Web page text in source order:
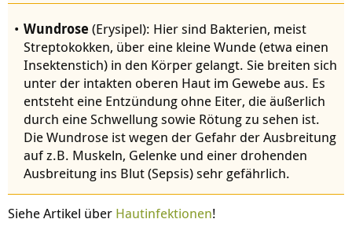
Wundrose (Erysipel): Hier sind Bakterien, meist
Streptokokken, über eine kleine Wunde (etwa einen
Insektenstich) in den Körper gelangt. Sie breiten sich
unter der intakten oberen Haut im Gewebe aus. Es
entsteht eine Entzündung ohne Eiter, die äußerlich
durch eine Schwellung sowie Rötung zu sehen ist.
Die Wundrose ist wegen der Gefahr der Ausbreitung
auf z.B. Muskeln, Gelenke und einer drohenden
Ausbreitung ins Blut (Sepsis) sehr gefährlich.
Siehe Artikel über Hautinfektionen!